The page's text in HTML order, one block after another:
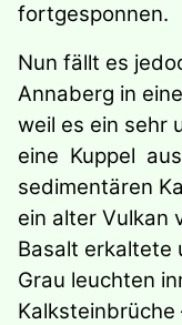
fortgesponnen.
Nun fällt es
Annaberg in
weil es ein sehr
eine Kuppel
sedimentären
ein alter Vulkan
Basalt erkaltete
Grau leuchten